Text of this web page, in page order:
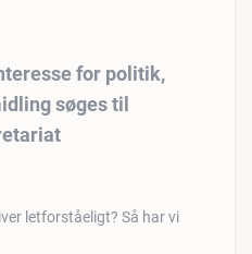
for politik,
søges til
letforståeligt? Så har vi